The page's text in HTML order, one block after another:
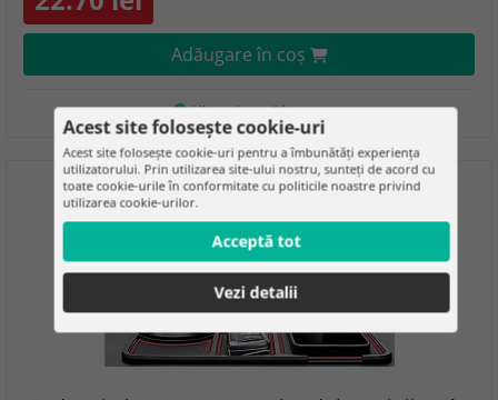
Adăugare în coş
Ultima bucată în stoc
Acest site folosește cookie-uri
Acest site folosește cookie-uri pentru a îmbunătăți experiența
utilizatorului. Prin utilizarea site-ului nostru, sunteți de acord cu
toate cookie-urile în conformitate cu politicile noastre privind
utilizarea cookie-urilor.
Acceptă tot
Vezi detalii